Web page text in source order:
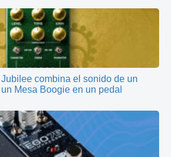
combina el sonido de un
Mesa Boogie en un pedal